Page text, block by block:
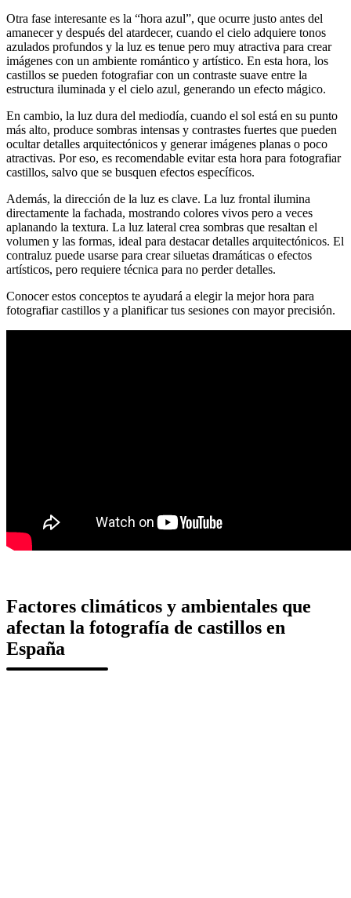
Otra fase interesante es la “hora azul”, que ocurre justo antes del
amanecer y después del atardecer, cuando el cielo adquiere tonos
azulados profundos y la luz es tenue pero muy atractiva para crear
imágenes con un ambiente romántico y artístico. En esta hora, los
castillos se pueden fotografiar con un contraste suave entre la
estructura iluminada y el cielo azul, generando un efecto mágico.
En cambio, la luz dura del mediodía, cuando el sol está en su punto
más alto, produce sombras intensas y contrastes fuertes que pueden
ocultar detalles arquitectónicos y generar imágenes planas o poco
atractivas. Por eso, es recomendable evitar esta hora para fotografiar
castillos, salvo que se busquen efectos específicos.
Además, la dirección de la luz es clave. La luz frontal ilumina
directamente la fachada, mostrando colores vivos pero a veces
aplanando la textura. La luz lateral crea sombras que resaltan el
volumen y las formas, ideal para destacar detalles arquitectónicos. El
contraluz puede usarse para crear siluetas dramáticas o efectos
artísticos, pero requiere técnica para no perder detalles.
Conocer estos conceptos te ayudará a elegir la mejor hora para
fotografiar castillos y a planificar tus sesiones con mayor precisión.
Factores climáticos y ambientales que
afectan la fotografía de castillos en
España